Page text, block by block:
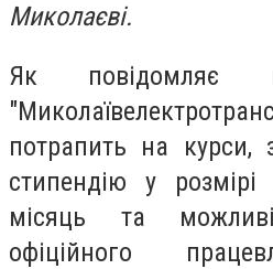
Миколаєві.
Як повідомляє
потрапить на курси,
стипендію у
місяць та
офіційного